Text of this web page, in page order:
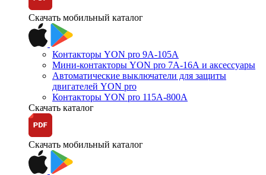
Скачать мобильный каталог
Контакторы YON pro 9А-105А
Мини-контакторы YON pro 7А-16А и аксессуары
Автоматические выключатели для защиты
двигателей YON pro
Контакторы YON pro 115А-800А
Скачать каталог
Скачать мобильный каталог